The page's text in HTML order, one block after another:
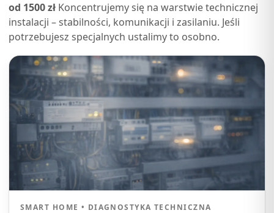
od 1500 zł Koncentrujemy się na warstwie technicznej
instalacji – stabilności, komunikacji i zasilaniu. Jeśli
potrzebujesz specjalnych ustalimy to osobno.
SMART HOME • DIAGNOSTYKA TECHNICZNA